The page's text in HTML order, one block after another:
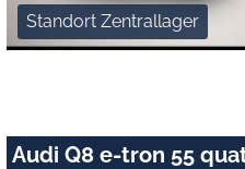
Standort Zentrallager
Audi Q8 e-tron 55